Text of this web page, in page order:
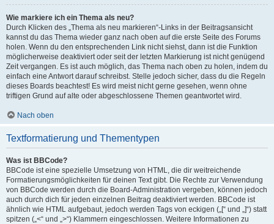
Wie markiere ich ein Thema als neu?
Durch Klicken des „Thema als neu markieren“-Links in der Beitragsansicht
kannst du das Thema wieder ganz nach oben auf die erste Seite des Forums
holen. Wenn du den entsprechenden Link nicht siehst, dann ist die Funktion
möglicherweise deaktiviert oder seit der letzten Markierung ist nicht genügend
Zeit vergangen. Es ist auch möglich, das Thema nach oben zu holen, indem du
einfach eine Antwort darauf schreibst. Stelle jedoch sicher, dass du die Regeln
dieses Boards beachtest! Es wird meist nicht gerne gesehen, wenn ohne
triftigen Grund auf alte oder abgeschlossene Themen geantwortet wird.
Nach oben
Textformatierung und Thementypen
Was ist BBCode?
BBCode ist eine spezielle Umsetzung von HTML, die dir weitreichende
Formatierungsmöglichkeiten für deinen Text gibt. Die Rechte zur Verwendung
von BBCode werden durch die Board-Administration vergeben, können jedoch
auch durch dich für jeden einzelnen Beitrag deaktiviert werden. BBCode ist
ähnlich wie HTML aufgebaut, jedoch werden Tags von eckigen („[“ und „]“) statt
spitzen („<“ und „>“) Klammern eingeschlossen. Weitere Informationen zu